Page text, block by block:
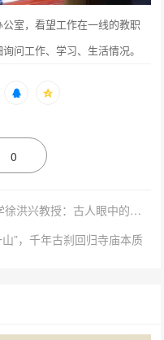
室，看望工作在一线的教职
问工作、学习、生活情况。
0
上一篇：觉群人生讲坛回顾 | 复旦大学徐洪兴教授：古人眼中的头等学问，就是做人之道
”，千年古刹回归寺庙本质